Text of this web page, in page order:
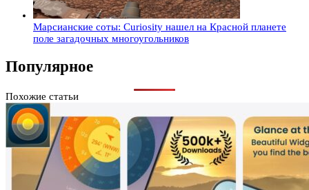
Марсианские соты: Curiosity нашел на Красной планете
поле загадочных многоугольников
Популярное
Похожие статьи